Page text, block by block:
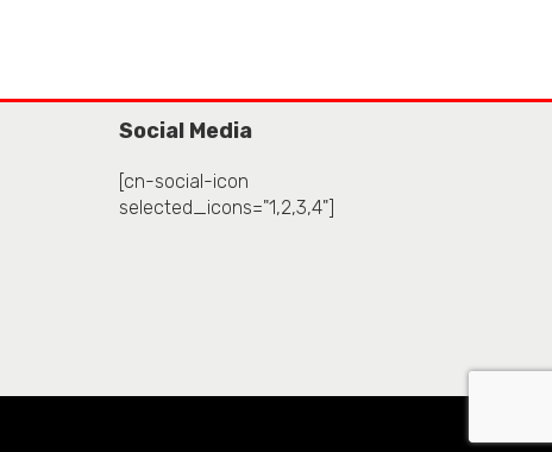
Social Media
[cn-social-icon
selected_icons="1,2,3,4"]